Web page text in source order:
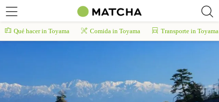
Qué hacer in Toyama Comida in Toyama Transporte in Toyama